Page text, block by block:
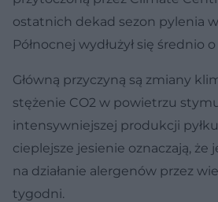
ostatnich dekad sezon pylenia
Północnej wydłużył się średnio
Główną przyczyną są zmiany
stężenie CO2 w powietrzu
intensywniejszej produkcji
cieplejsze jesienie oznaczają, że
na działanie alergenów przez
tygodni.